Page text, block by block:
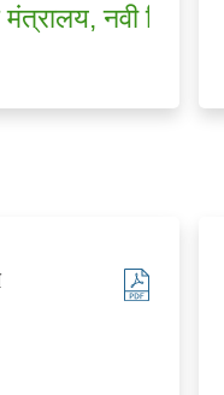
नवी दिल्ली